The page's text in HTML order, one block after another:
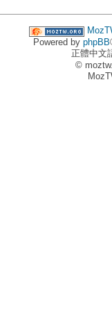
Powered by phpBB
正體中文
©